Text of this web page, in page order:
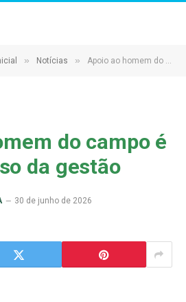
» Notícias » Apoio ao homem do campo é compromisso da gestão
do campo é
da gestão
30 de junho de 2026